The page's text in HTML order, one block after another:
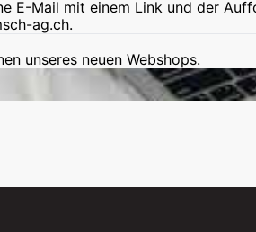
E-Mail mit einem Link und der
ag.ch.
unseres neuen Webshops.